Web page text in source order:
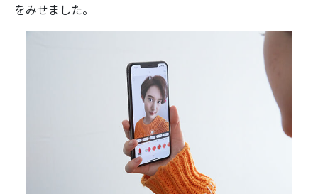
をみせました。